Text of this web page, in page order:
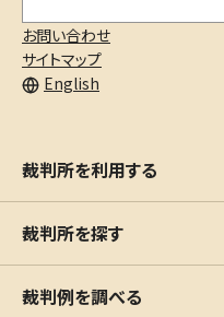
お問い合わせ
サイトマップ
English
内
検
裁判所を利用する
裁判所を探す
裁判例を調べる